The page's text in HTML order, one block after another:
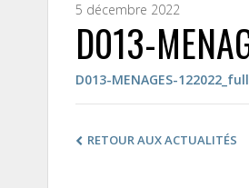
5 décembre 2022
D013-
D013-MENAGES-
RETOUR AUX ACTUALITÉS